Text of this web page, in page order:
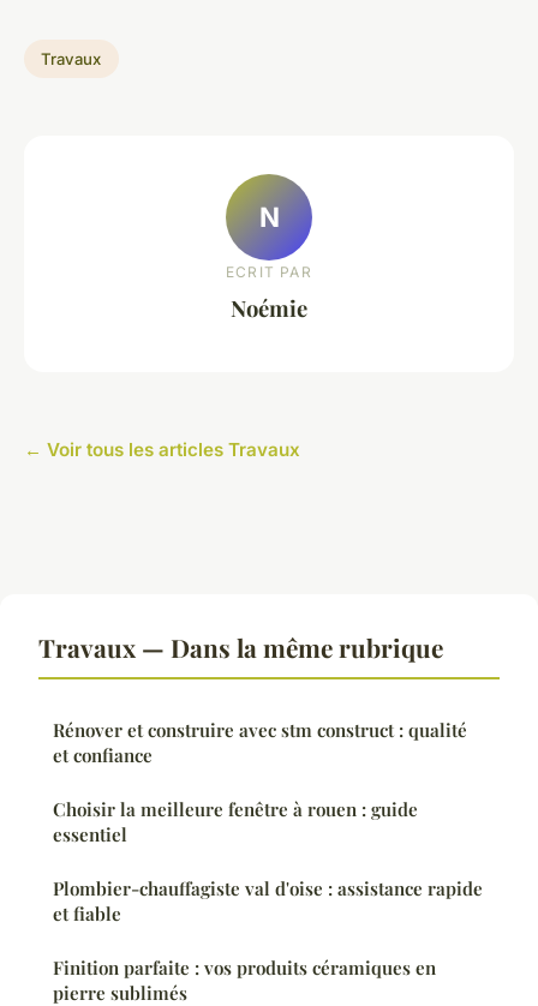
Travaux
N
ECRIT PAR
Noémie
← Voir tous les articles Travaux
Travaux — Dans la même rubrique
Rénover et construire avec stm construct : qualité
et confiance
Choisir la meilleure fenêtre à rouen : guide
essentiel
Plombier-chauffagiste val d'oise : assistance rapide
et fiable
Finition parfaite : vos produits céramiques en
pierre sublimés